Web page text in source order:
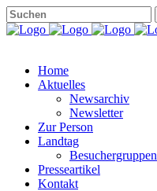
Home
Aktuelles
Newsarchiv
Newsletter
Zur Person
Landtag
Besuchergruppen
Presseartikel
Kontakt